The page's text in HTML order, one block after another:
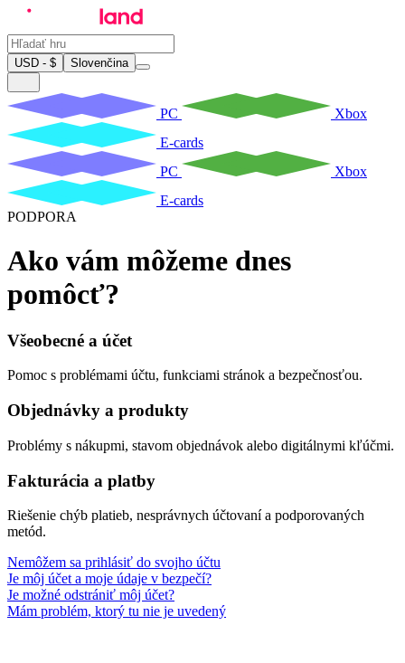
USD - $ Slovenčina
PC
Xbox
E-cards
PC
Xbox
E-cards
PODPORA
Ako vám môžeme dnes
pomôcť?
Všeobecné a účet
Pomoc s problémami účtu, funkciami stránok a bezpečnosťou.
Objednávky a produkty
Problémy s nákupmi, stavom objednávok alebo digitálnymi kľúčmi.
Fakturácia a platby
Riešenie chýb platieb, nesprávnych účtovaní a podporovaných
metód.
Nemôžem sa prihlásiť do svojho účtu
Je môj účet a moje údaje v bezpečí?
Je možné odstrániť môj účet?
Mám problém, ktorý tu nie je uvedený